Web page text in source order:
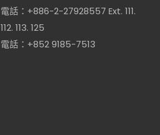
電話：+886-2-27928557 Ext. 111.
112. 113. 125
電話：+852 9185-7513